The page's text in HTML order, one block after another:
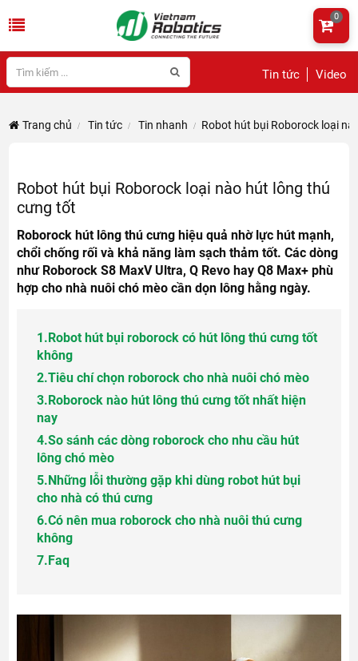
Tin tức Video
0
Trang chủ Tin tức Tin nhanh Robot hút bụi Roborock loại
Robot hút bụi Roborock loại nào hút lông thú
cưng tốt
Roborock hút lông thú cưng hiệu quả nhờ lực hút mạnh,
chổi chống rối và khả năng làm sạch thảm tốt. Các dòng
như Roborock S8 MaxV Ultra, Q Revo hay Q8 Max+ phù
hợp cho nhà nuôi chó mèo cần dọn lông hằng ngày.
1.Robot hút bụi roborock có hút lông thú cưng tốt
không
2.Tiêu chí chọn roborock cho nhà nuôi chó mèo
3.Roborock nào hút lông thú cưng tốt nhất hiện
nay
4.So sánh các dòng roborock cho nhu cầu hút
lông chó mèo
5.Những lỗi thường gặp khi dùng robot hút bụi
cho nhà có thú cưng
6.Có nên mua roborock cho nhà nuôi thú cưng
không
7.Faq